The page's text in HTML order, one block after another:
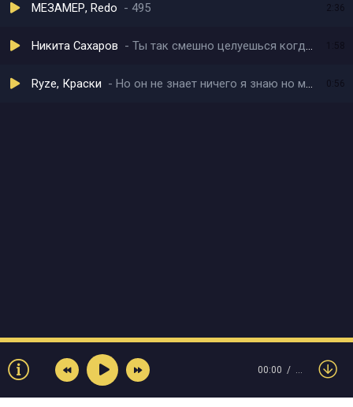
МЕЗАМЕР, Redo 495 2:36
Никита Сахаров Ты так смешно целуешься когда волнуешься
Ryze, Краски Но он не знает ничего я знаю но мне всё равно 0:56
00:00 …